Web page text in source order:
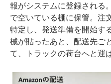
報がシステムに登録される
で空いている棚に保管。注
特定し、発送準備を開始す
械が貼ったあと、配送先ご
て、トラックの荷台へと運